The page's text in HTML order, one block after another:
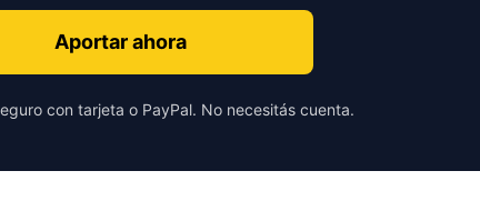
Aportar ahora
con tarjeta o PayPal. No necesitás cuenta.